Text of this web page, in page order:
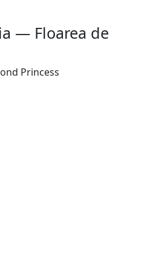
— Floarea de
Princess